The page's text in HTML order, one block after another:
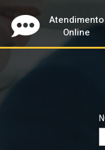
Atendimento
Online